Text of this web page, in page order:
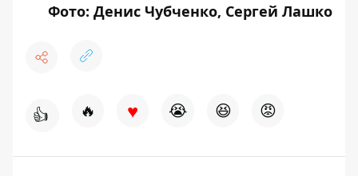
Фото: Денис Чубченко, Сергей Лашко
👍 🔥 ♥ 😭 😆 😡